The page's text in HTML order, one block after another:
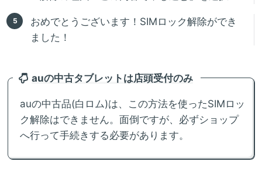
おめでとうございます！SIMロック解除ができ
ました！
auの中古タブレットは店頭受付のみ
auの中古品(白ロム)は、この方法を使ったSIMロッ
ク解除はできません。面倒ですが、必ずショップ
へ行って手続きする必要があります。